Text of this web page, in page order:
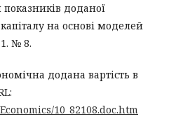
показників доданої
на основі моделей
№ 8.
додана вартість в
10_82108.doc.htm